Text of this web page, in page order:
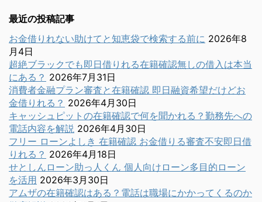
最近の投稿記事
お金借りれない助けてと知恵袋で検索する前に 2026年8
月4日
超絶ブラックでも即日借りれる在籍確認無しの借入は本当
にある？ 2026年7月31日
消費者金融プラン審査と在籍確認 即日融資希望だけどお
金借りれる？ 2026年4月30日
キャッシュピットの在籍確認で何を聞かれる？勤務先への
電話内容を解説 2026年4月30日
フリー ローンよしき 在籍確認 お金借りる審査不安即日借
りれる？ 2026年4月18日
せとしんローン助っ人くん 個人向けローン多目的ローン
を活用 2026年3月30日
アムザの在籍確認はある？電話は職場にかかってくるのか